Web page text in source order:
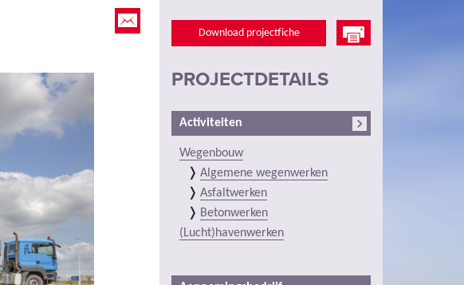
Download projectfiche
PROJECTDETAILS
Activiteiten
Wegenbouw
Algemene wegenwerken
Asfaltwerken
Betonwerken
(Lucht)havenwerken